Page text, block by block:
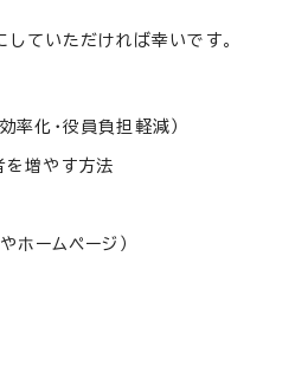
ていただければ幸いです。
率化・役員負担軽減）
を増やす方法
ホームページ）